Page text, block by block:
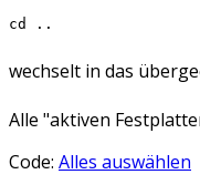
cd ..
wechselt in das
Alle "aktiven
Code: Alles auswählen